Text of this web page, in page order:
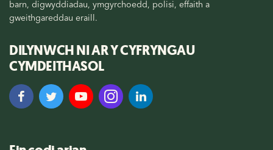
barn, digwyddiadau, ymgyrchoedd, polisi, effaith a
gweithgareddau eraill.
DILYNWCH NI AR Y CYFRYNGAU
CYMDEITHASOL